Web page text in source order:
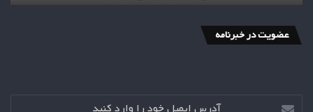
عضویت در خبرنامه